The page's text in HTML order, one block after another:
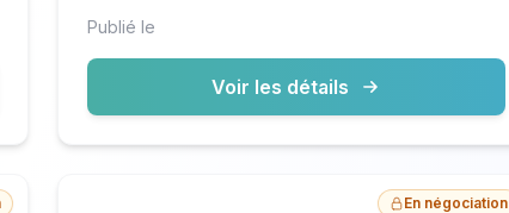
Publié le
Voir les détails
En négociation